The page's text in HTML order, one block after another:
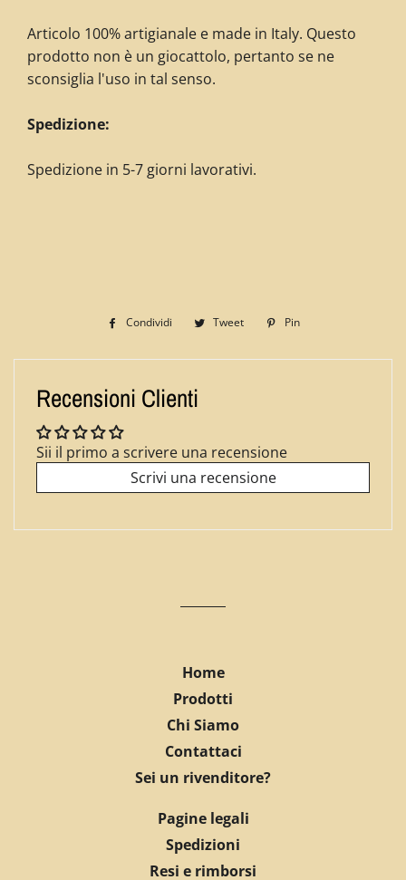
Articolo 100% artigianale e made in Italy. Questo
prodotto non è un giocattolo, pertanto se ne
sconsiglia l'uso in tal senso.
Spedizione:
Spedizione in 5-7 giorni lavorativi.
Condividi
Condividi
Facebook
Tweet
Twitta
Twitter
Pin
Pinterest
Recensioni Clienti
Sii il primo a scrivere una recensione
Scrivi una recensione
Home
Prodotti
Chi Siamo
Contattaci
Sei un rivenditore?
Pagine legali
Spedizioni
Resi e rimborsi